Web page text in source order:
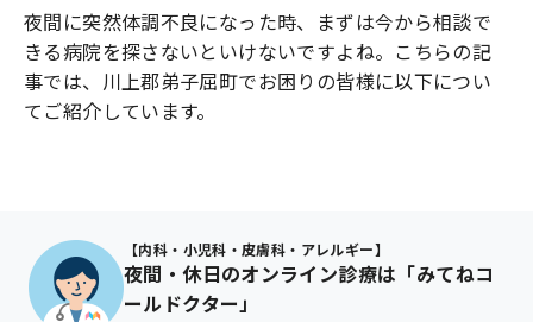
夜間に突然体調不良になった時、まずは今から相談で
きる病院を探さないといけないですよね。こちらの記
事では、 川上郡弟子屈町でお困りの皆様に以下につい
てご紹介しています。
【内科・小児科・皮膚科・アレルギー】
夜間・休日のオンライン診療は「みてねコ
ールドクター」